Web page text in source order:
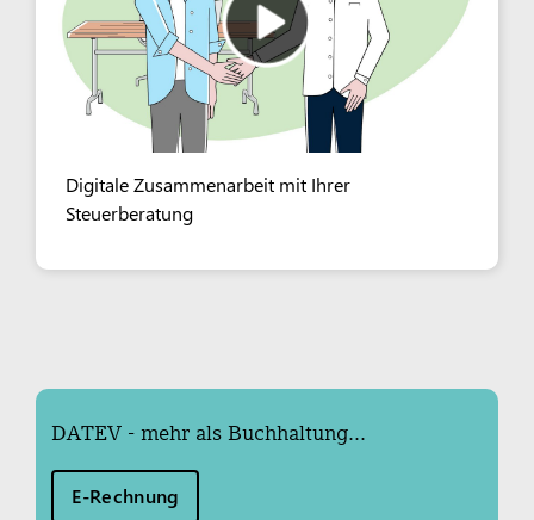
Digitale Zusammenarbeit mit Ihrer
Steuerberatung
DATEV - mehr als Buchhaltung...
E-Rechnung